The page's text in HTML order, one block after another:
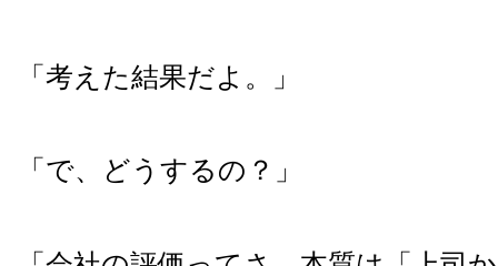
「考えた結果だよ。」
「で、どうするの？」